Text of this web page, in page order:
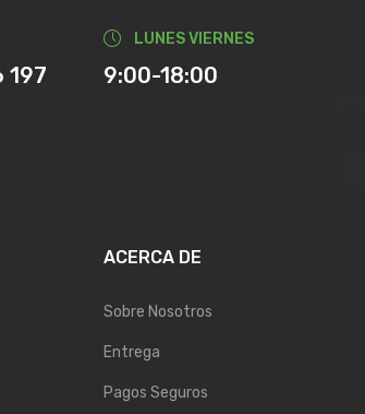
197
LUNES VIERNES
9:00-18:00
ACERCA DE
Sobre Nosotros
Entrega
Pagos Seguros